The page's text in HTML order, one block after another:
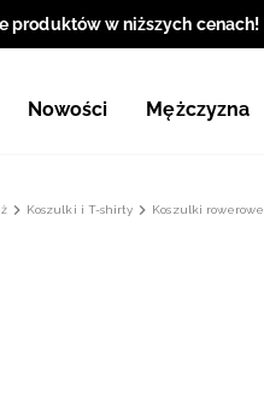
produktów w niższych cenach!
Nowości Mężczyzna
Koszulki i T-shirty Koszulki rowerowe